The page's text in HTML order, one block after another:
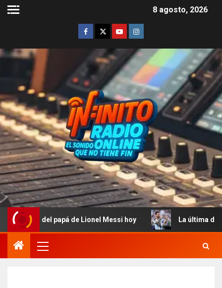
8 agosto, 2026
de Lionel Messi hoy La última declaración de Messi